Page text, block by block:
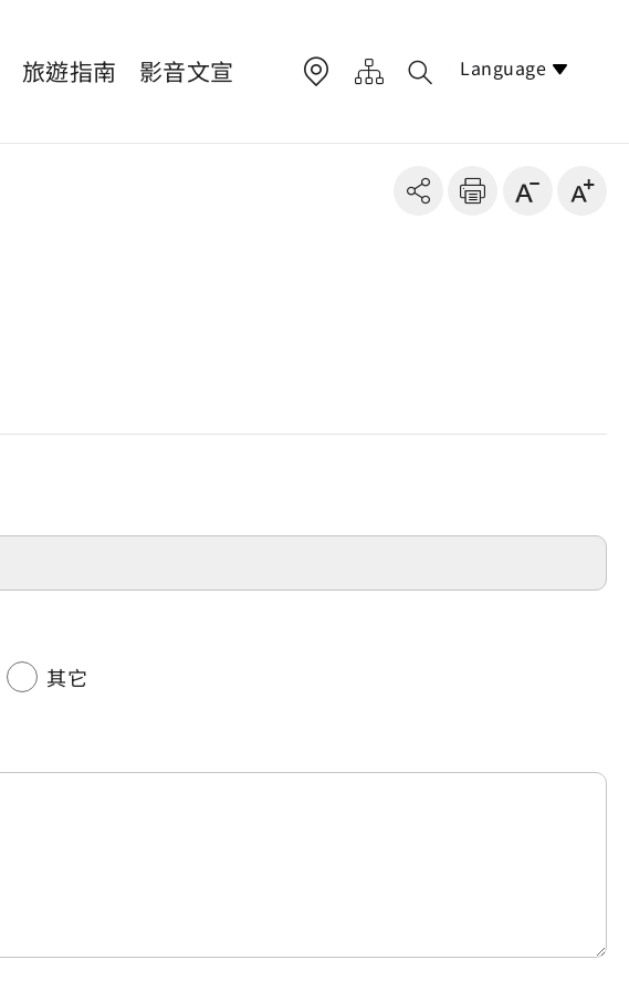
旅遊指南 影音文宣 Language
其它